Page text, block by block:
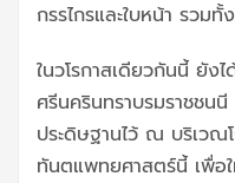
กรรไกรและใบหน้า รวม
ในวโรกาสเดียวกันนี้ ยัง
ศรีนครินทราบรมราชชน
ประดิษฐานไว้ ณ บริเวณ
ทันตแพทยศาสตร์นี้ เพื่อใ